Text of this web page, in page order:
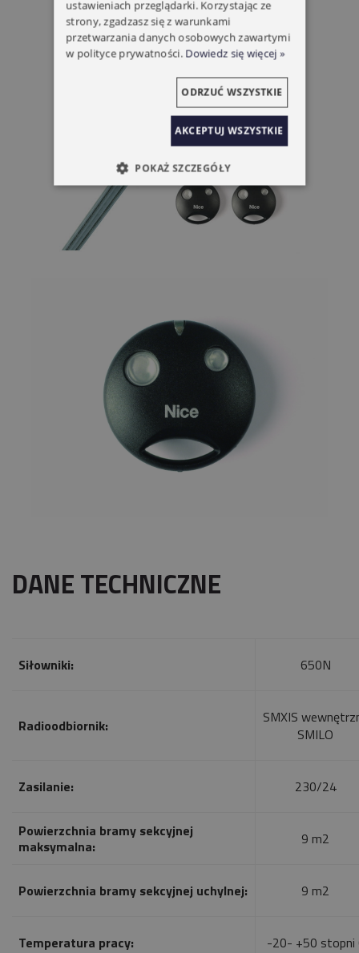
DANE TECHNICZNE
Siłowniki: 650N
Radioodbiornik:
SMXIS
SMILO
Zasilanie: 230/24
Powierzchnia bramy sekcyjnej
maksymalna:
9 m2
Powierzchnia bramy sekcyjnej uchylnej: 9 m2
Temperatura pracy: -20- +50 stopni
ustawieniach przeglądarki. Korzystając ze
strony, zgadzasz się z warunkami
przetwarzania danych osobowych zawartymi
w polityce prywatności. Dowiedz się więcej »
AKCEPTUJ WSZYSTKIE
ODRZUĆ WSZYSTKIE
POKAŻ SZCZEGÓŁY